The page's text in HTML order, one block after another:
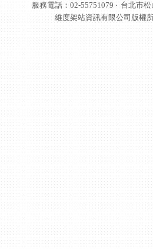
服務電話：02-55751079 ‧ 台北市
維度架站資訊有限公司版權